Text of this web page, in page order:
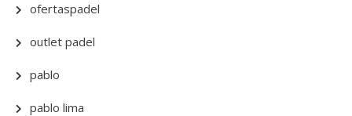
ofertaspadel
outlet padel
pablo
pablo lima